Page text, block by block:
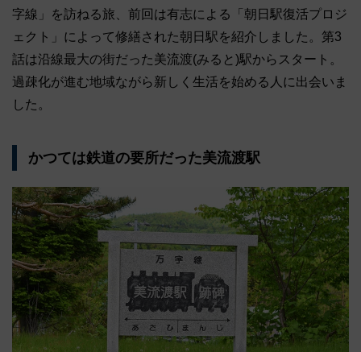
字線」を訪ねる旅、前回は有志による「朝日駅復活プロジ
ェクト」によって修繕された朝日駅を紹介しました。第3
話は沿線最大の街だった美流渡(みると)駅からスタート。
過疎化が進む地域ながら新しく生活を始める人に出会いま
した。
かつては鉄道の要所だった美流渡駅